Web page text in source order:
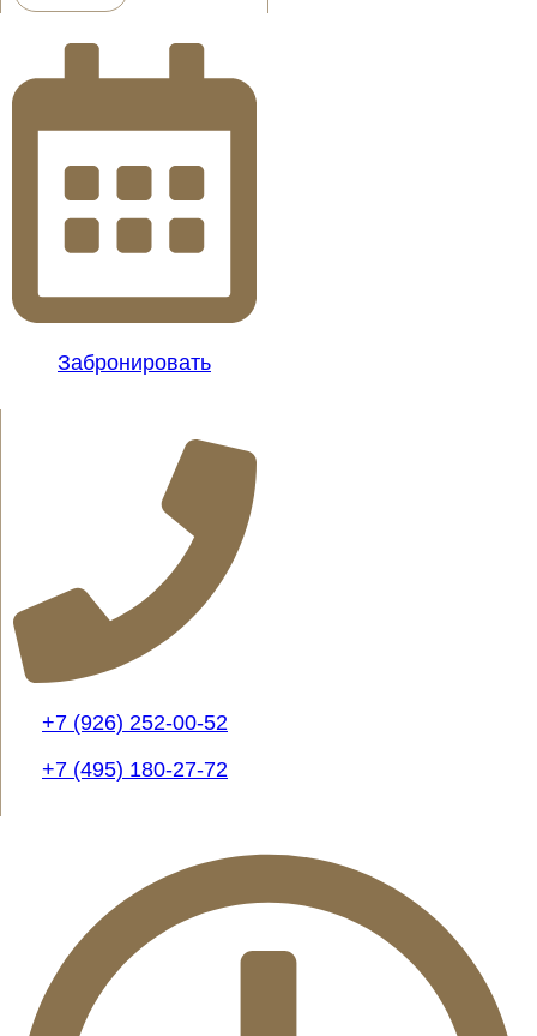
Забронировать
+7 (926) 252-00-52
+7 (495) 180-27-72